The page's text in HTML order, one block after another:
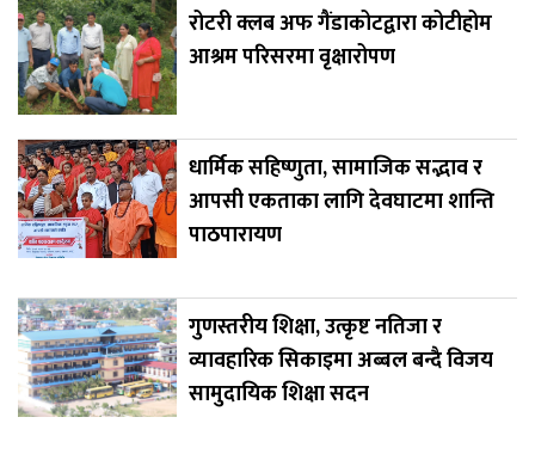
रोटरी क्लब अफ गैंडाकोटद्वारा कोटीहोम
आश्रम परिसरमा वृक्षारोपण
धार्मिक सहिष्णुता, सामाजिक सद्भाव र
आपसी एकताका लागि देवघाटमा शान्ति
पाठपारायण
गुणस्तरीय शिक्षा, उत्कृष्ट नतिजा र
व्यावहारिक सिकाइमा अब्बल बन्दै विजय
सामुदायिक शिक्षा सदन